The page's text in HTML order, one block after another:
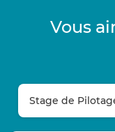
Vous
Stage de